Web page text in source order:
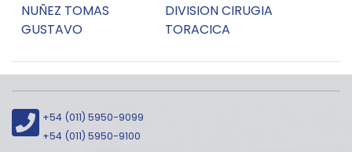
NUÑEZ TOMAS
GUSTAVO
DIVISION CIRUGIA
TORACICA
+54 (011) 5950-9099
+54 (011) 5950-9100